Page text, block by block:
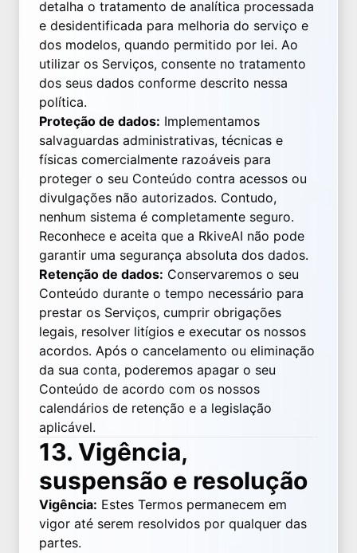
detalha o tratamento de analítica processada
e desidentificada para melhoria do serviço e
dos modelos, quando permitido por lei. Ao
utilizar os Serviços, consente no tratamento
dos seus dados conforme descrito nessa
política.
Proteção de dados: Implementamos
salvaguardas administrativas, técnicas e
físicas comercialmente razoáveis para
proteger o seu Conteúdo contra acessos ou
divulgações não autorizados. Contudo,
nenhum sistema é completamente seguro.
Reconhece e aceita que a RkiveAI não pode
garantir uma segurança absoluta dos dados.
Retenção de dados: Conservaremos o seu
Conteúdo durante o tempo necessário para
prestar os Serviços, cumprir obrigações
legais, resolver litígios e executar os nossos
acordos. Após o cancelamento ou eliminação
da sua conta, poderemos apagar o seu
Conteúdo de acordo com os nossos
calendários de retenção e a legislação
aplicável.
13. Vigência,
suspensão e resolução
Vigência: Estes Termos permanecem em
vigor até serem resolvidos por qualquer das
partes.